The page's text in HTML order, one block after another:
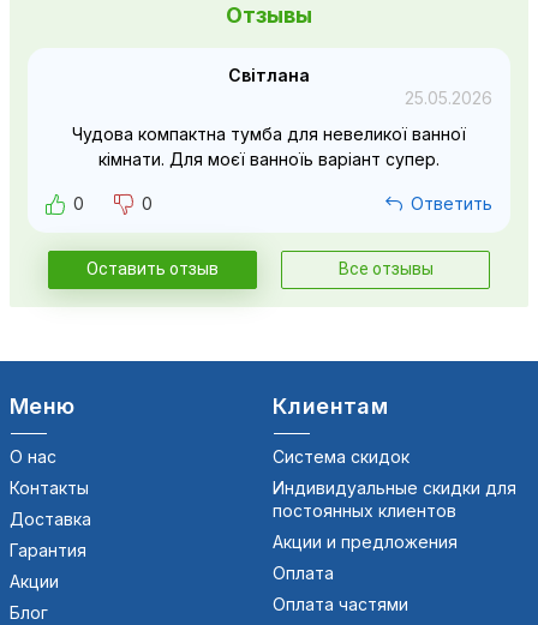
Отзывы
Світлана
25.05.2026
Чудова компактна тумба для невеликої ванної
кімнати. Для моєї ванноїь варіант супер.
0 0 Ответить
Оставить отзыв Все отзывы
Меню
О нас
Контакты
Доставка
Гарантия
Акции
Блог
Клиентам
Система скидок
Индивидуальные скидки для
постоянных клиентов
Акции и предложения
Оплата
Оплата частями